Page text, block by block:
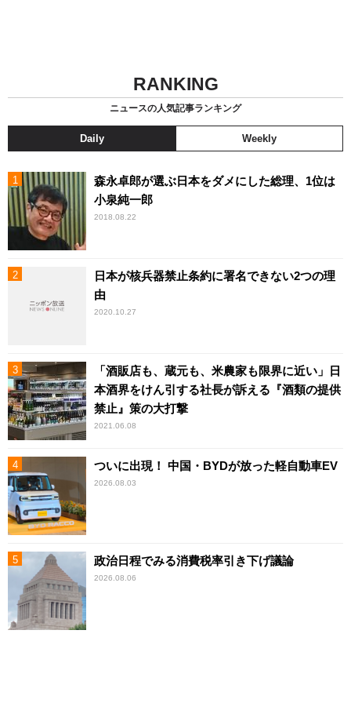
RANKING
ニュースの人気記事ランキング
Daily Weekly
森永卓郎が選ぶ日本をダメにした総理、1位は
小泉純一郎
2018.08.22
日本が核兵器禁止条約に署名できない2つの理
由
2020.10.27
「酒販店も、蔵元も、米農家も限界に近い」日
本酒界をけん引する社長が訴える『酒類の提供
禁止』策の大打撃
2021.06.08
ついに出現！ 中国・BYDが放った軽自動車EV
2026.08.03
政治日程でみる消費税率引き下げ議論
2026.08.06